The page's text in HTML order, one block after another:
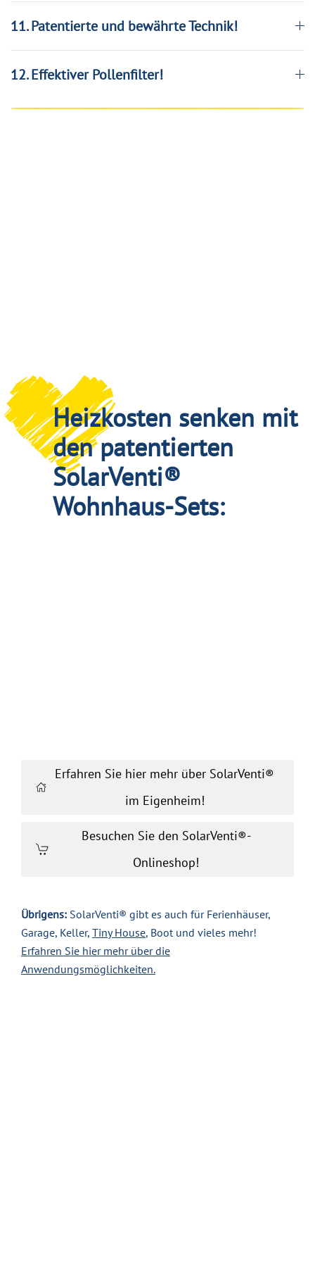
11. Patentierte und bewährte Technik!
12. Effektiver Pollenfilter!
Heizkosten senken mit
den patentierten
SolarVenti®
Wohnhaus-Sets:
Erfahren Sie hier mehr über SolarVenti®
im Eigenheim!
Besuchen Sie den SolarVenti®-
Onlineshop!
Übrigens: SolarVenti® gibt es auch für Ferienhäuser,
Garage, Keller, Tiny House, Boot und vieles mehr!
Erfahren Sie hier mehr über die
Anwendungsmöglichkeiten.